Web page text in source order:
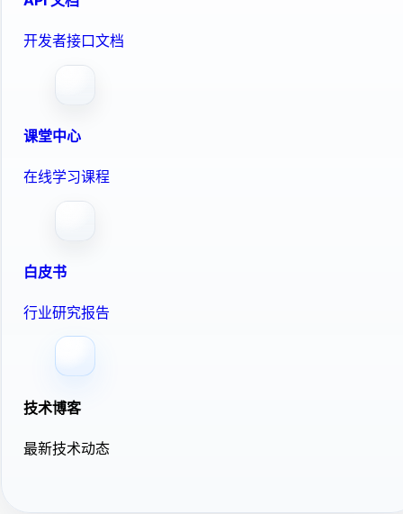
开发者接口文档
课堂中心
在线学习课程
白皮书
行业研究报告
技术博客
最新技术动态